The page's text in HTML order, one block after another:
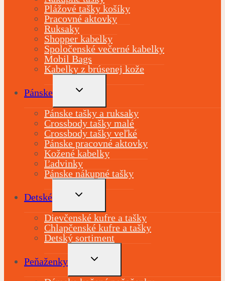
Plážové tašky košíky
Pracovné aktovky
Ruksaky
Shopper kabelky
Spoločenské večerné kabelky
Mobil Bags
Kabelky z brúsenej kože
Pánske
TOGGLE
MENU
Pánske tašky a ruksaky
Crossbody tašky malé
Crossbody tašky veľké
Pánske pracovné aktovky
Kožené kabelky
Ľadvinky
Pánske nákupné tašky
Detské
TOGGLE
MENU
Dievčenské kufre a tašky
Chlapčenské kufre a tašky
Detský sortiment
Peňaženky
TOGGLE
MENU